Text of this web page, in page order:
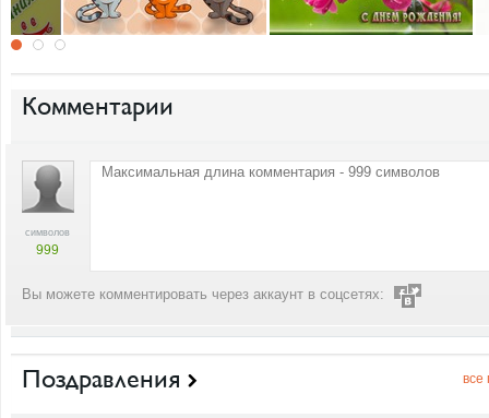
Комментарии
символов
999
Вы можете комментировать через аккаунт в соцсетях:
Поздравления все